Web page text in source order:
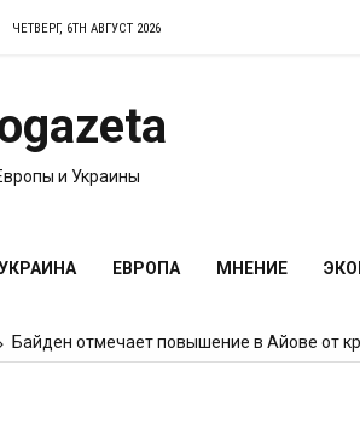
ЧЕТВЕРГ, 6TH АВГУСТ 2026 Кир Стармер
и Украины
ЕВРОПА МНЕНИЕ
Байден отмечает повышение в Айове от